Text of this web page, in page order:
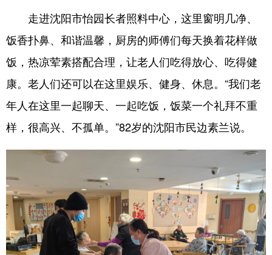
走进沈阳市怡园长者照料中心，这里窗明几净、
饭香扑鼻、和谐温馨，厨房的师傅们每天换着花样做
饭，热凉荤素搭配合理，让老人们吃得放心、吃得健
康。老人们还可以在这里娱乐、健身、休息。“我们老
年人在这里一起聊天、一起吃饭，饭菜一个礼拜不重
样，很高兴、不孤单。”82岁的沈阳市民边素兰说。